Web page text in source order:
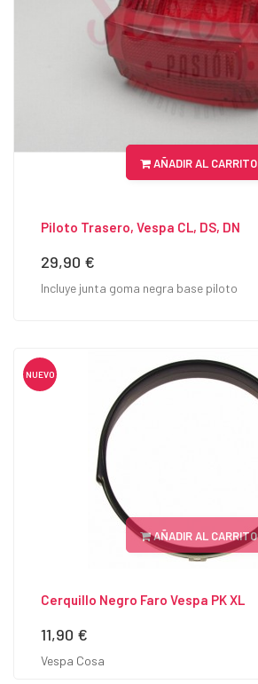
AÑADIR AL CARRITO
Piloto Trasero, Vespa CL, DS, DN
Precio
29,90 €
Incluye junta goma negra base piloto
NUEVO
AÑADIR AL CARRITO
Cerquillo Negro Faro Vespa PK XL
Precio
11,90 €
Vespa Cosa